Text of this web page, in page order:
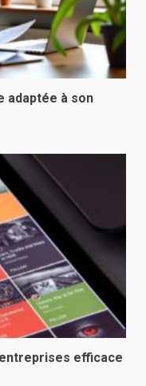
adaptée à son
efficace